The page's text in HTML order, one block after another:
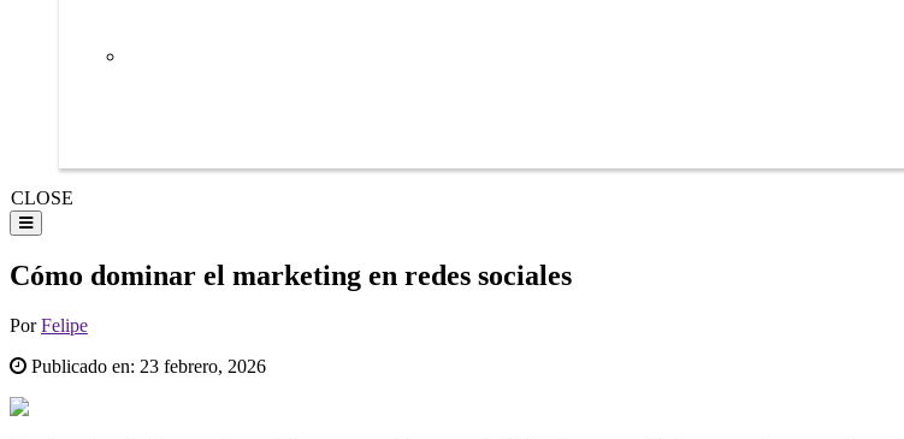
CLOSE
Cómo dominar el marketing en redes sociales
PorFelipe
Publicado en: 23 febrero, 2026